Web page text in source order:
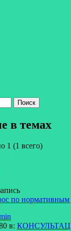
в темах
1 (1 всего)
по нормативным
в: